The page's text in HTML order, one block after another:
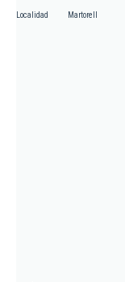
Localidad Martorell